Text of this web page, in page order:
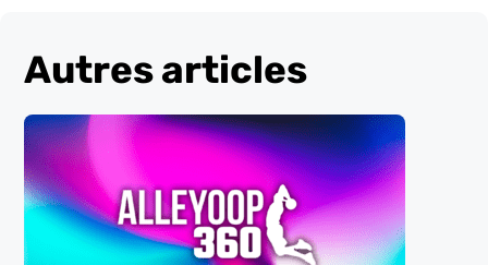
Autres articles